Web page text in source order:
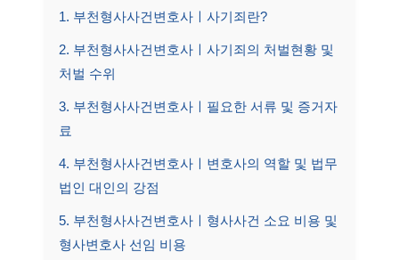
1. 부천형사사건변호사ㅣ사기죄란?
2. 부천형사사건변호사ㅣ사기죄의 처벌현황 및
처벌 수위
3. 부천형사사건변호사ㅣ필요한 서류 및 증거자
료
4. 부천형사사건변호사ㅣ변호사의 역할 및 법무
법인 대인의 강점
5. 부천형사사건변호사ㅣ형사사건 소요 비용 및
형사변호사 선임 비용